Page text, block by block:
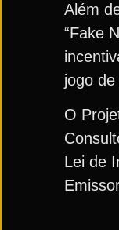
Além
“Fake
jogo
O
Lei de